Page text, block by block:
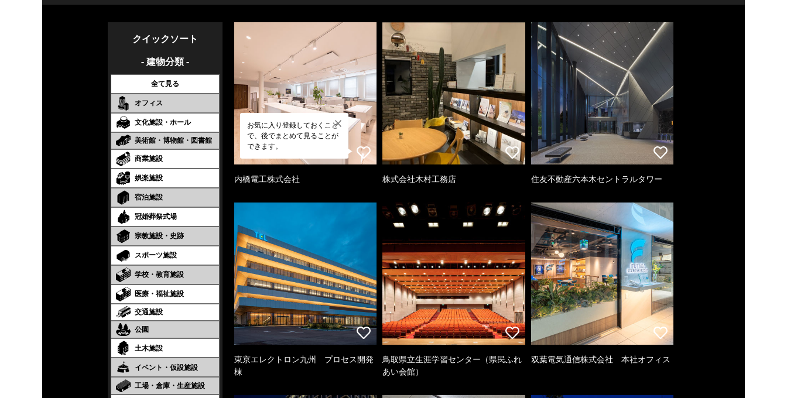
クイックソート
- 建物分類 -
全て見る
オフィス
文化施設・ホール
美術館・博物館・図書館
商業施設
娯楽施設
宿泊施設
冠婚葬祭式場
宗教施設・史跡
スポーツ施設
学校・教育施設
医療・福祉施設
交通施設
公園
土木施設
イベント・仮設施設
工場・倉庫・生産施設
お気に入り登録しておくこと
で、後でまとめて見ることが
できます。
内橋電工株式会社 株式会社木村工務店 住友不動産六本木セントラルタワー
東京エレクトロン九州 プロセス開発
棟
鳥取県立生涯学習センター（県民ふれ
あい会館）
双葉電気通信株式会社 本社オフィス